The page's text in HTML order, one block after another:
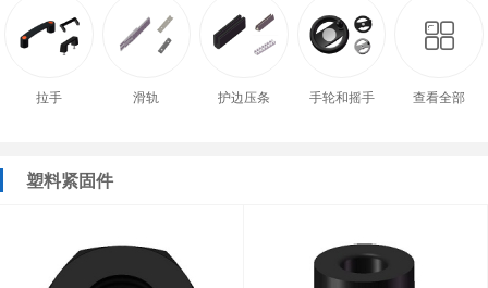
拉手 滑轨 护边压条 手轮和摇手 查看全部
塑料紧固件